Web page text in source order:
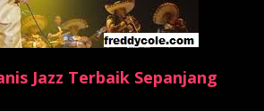
Jazz Terbaik Sepanjang